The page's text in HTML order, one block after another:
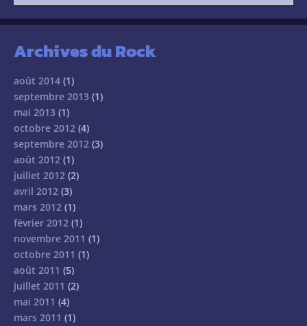
Archives du Rock
août 2014 (1)
septembre 2013 (1)
mai 2013 (1)
octobre 2012 (4)
septembre 2012 (3)
août 2012 (1)
juillet 2012 (2)
avril 2012 (3)
mars 2012 (1)
février 2012 (1)
novembre 2011 (1)
octobre 2011 (1)
août 2011 (5)
juillet 2011 (2)
mai 2011 (4)
mars 2011 (1)